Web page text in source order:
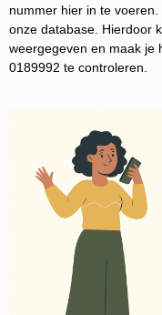
nummer hier in te
onze database. Hierdoor
weergegeven en maak je
0189992 te controleren.